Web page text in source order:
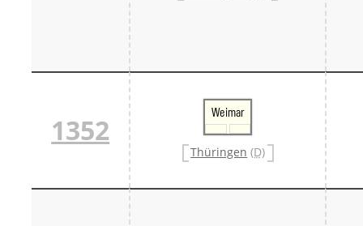
Schweiz
1352
Weimar
Thüringen (D)